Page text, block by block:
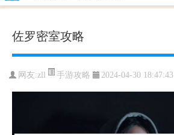
佐罗密室攻略
网友:zll 手游攻略 2024-04-30 18:47:43